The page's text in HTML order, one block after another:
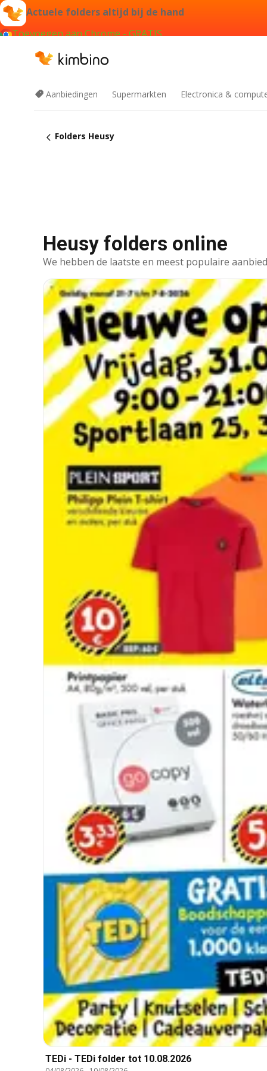
Actuele folders altijd bij de hand
Toevoegen aan Chrome - GRATIS
Aanbiedingen Supermarkten Electronica &
Folders Heusy
Heusy folders online
We hebben de laatste en meest populaire
TEDi - TEDi folder tot 10.08.2026